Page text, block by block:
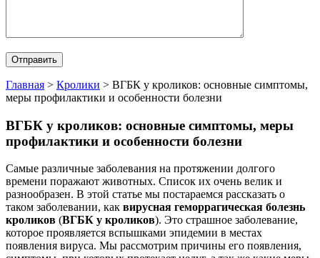
Главная > Кролики > ВГБК у кроликов: основные симптомы,
меры профилактики и особенности болезни
ВГБК у кроликов: основные симптомы, меры
профилактики и особенности болезни
Самые различные заболевания на протяжении долгого
времени поражают животных. Список их очень велик и
разнообразен. В этой статье мы постараемся рассказать о
таком заболевании, как вирусная геморрагическая болезнь
кроликов (ВГБК у кроликов). Это страшное заболевание,
которое проявляется вспышками эпидемии в местах
появления вируса. Мы рассмотрим причины его появления,